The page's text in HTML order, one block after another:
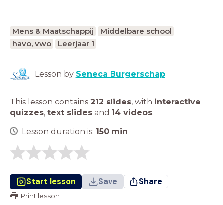
Mens & Maatschappij
Middelbare school
havo, vwo
Leerjaar 1
Lesson by Seneca Burgerschap
This lesson contains 212 slides, with interactive
quizzes, text slides and 14 videos.
Lesson duration is: 150 min
Start lesson Save Share
Print lesson